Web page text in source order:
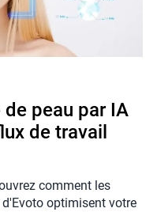
peau par IA
de travail
comment les
optimisent votre